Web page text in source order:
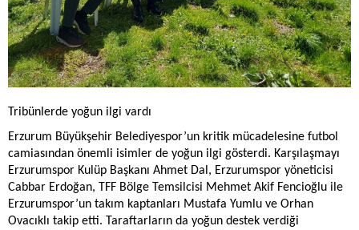
Tribünlerde yoğun ilgi vardı
Erzurum Büyükşehir Belediyespor’un kritik mücadelesine futbol
camiasından önemli isimler de yoğun ilgi gösterdi. Karşılaşmayı
Erzurumspor Kulüp Başkanı Ahmet Dal, Erzurumspor yöneticisi
Cabbar Erdoğan, TFF Bölge Temsilcisi Mehmet Akif Fencioğlu ile
Erzurumspor’un takım kaptanları Mustafa Yumlu ve Orhan
Ovacıklı takip etti. Taraftarların da yoğun destek verdiği